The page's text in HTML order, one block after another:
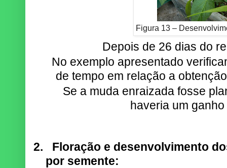
Figura 13 –
Depois de 26 dias do
No exemplo apresentado
de tempo em relação a
Se a muda enraizada fosse
haveria um
2.
Floração e desenvolvimento
por semente: